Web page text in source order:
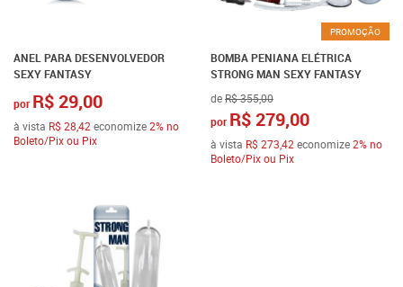
ANEL PARA DESENVOLVEDOR
SEXY FANTASY
por R$ 29,00
à vista R$ 28,42 economize2%no
Boleto/Pix ou Pix
PROMOÇÃO
BOMBA PENIANA ELÉTRICA
STRONG MAN SEXY FANTASY
deR$ 355,00
por R$ 279,00
à vista R$ 273,42 economize2%no
Boleto/Pix ou Pix